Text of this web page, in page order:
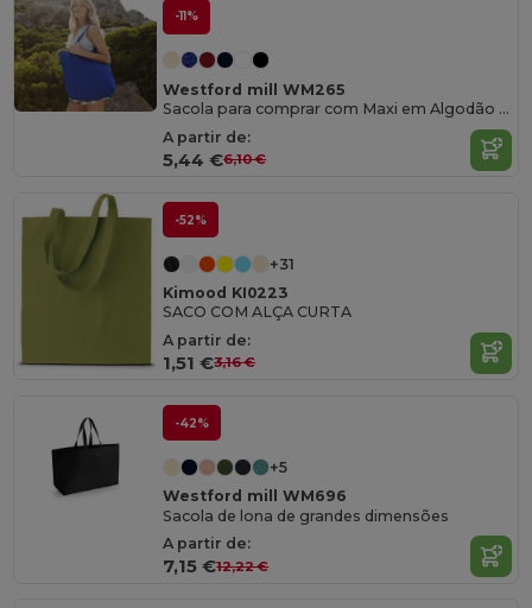
-11%
Westford mill WM265
Sacola para comprar com Maxi em Algodão Orgânico
A partir de:
5,44 €6,10 €
-52%
+31
Kimood KI0223
SACO COM ALÇA CURTA
A partir de:
1,51 €3,16 €
-42%
+5
Westford mill WM696
Sacola de lona de grandes dimensões
A partir de:
7,15 €12,22 €